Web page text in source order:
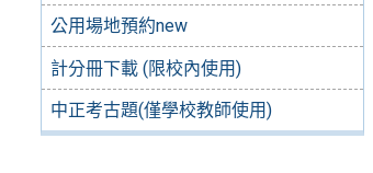
公用場地預約new
計分冊下載 (限校內使用)
中正考古題(僅學校教師使用)